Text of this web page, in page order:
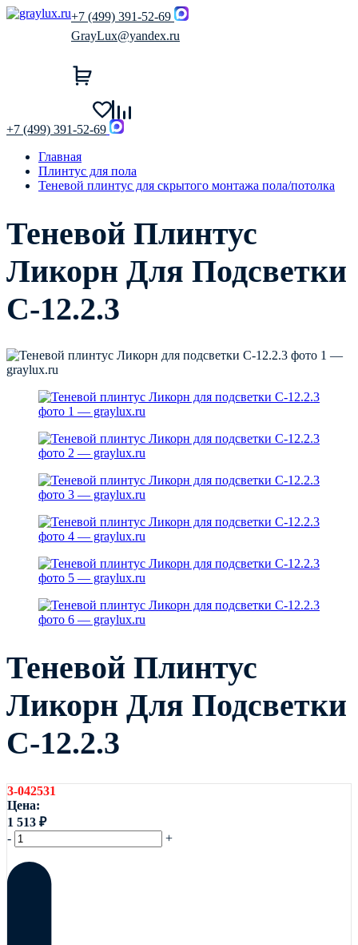
+7 (499) 391-52-69
GrayLux@yandex.ru
+7 (499) 391-52-69
Главная
Плинтус для пола
Теневой плинтус для скрытого монтажа пола/потолка
Теневой Плинтус
Ликорн Для Подсветки
С-12.2.3
Теневой Плинтус
Ликорн Для Подсветки
С-12.2.3
3-042531
Цена:
1 513 ₽
-
+